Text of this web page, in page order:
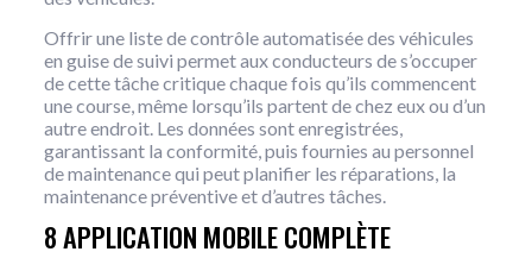
Offrir une liste de contrôle automatisée des véhicules
en guise de suivi permet aux conducteurs de s’occuper
de cette tâche critique chaque fois qu’ils commencent
une course, même lorsqu’ils partent de chez eux ou d’un
autre endroit. Les données sont enregistrées,
garantissant la conformité, puis fournies au personnel
de maintenance qui peut planifier les réparations, la
maintenance préventive et d’autres tâches.
8 APPLICATION MOBILE COMPLÈTE